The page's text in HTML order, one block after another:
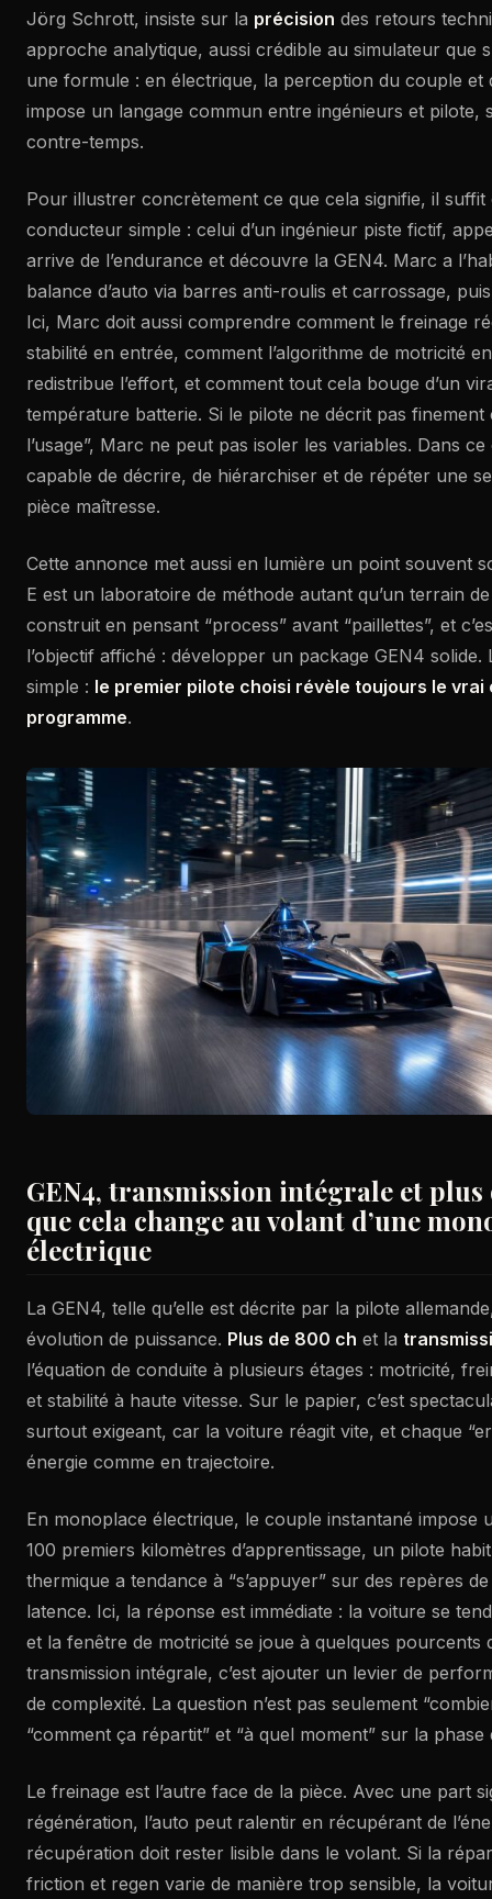
Jörg Schrott, insiste sur la précision des retours
approche analytique, aussi crédible au simulateur que
une formule : en électrique, la perception du couple et
impose un langage commun entre ingénieurs et pilote,
contre-temps.
Pour illustrer concrètement ce que cela signifie, il
conducteur simple : celui d’un ingénieur piste fictif,
arrive de l’endurance et découvre la GEN4. Marc a
balance d’auto via barres anti-roulis et carrossage,
Ici, Marc doit aussi comprendre comment le freinage
stabilité en entrée, comment l’algorithme de motricité
redistribue l’effort, et comment tout cela bouge d’un
température batterie. Si le pilote ne décrit pas finement
l’usage”, Marc ne peut pas isoler les variables. Dans
capable de décrire, de hiérarchiser et de répéter une
pièce maîtresse.
Cette annonce met aussi en lumière un point souvent
E est un laboratoire de méthode autant qu’un terrain
construit en pensant “process” avant “paillettes”, et
l’objectif affiché : développer un package GEN4 solide.
simple : le premier pilote choisi révèle toujours le vrai
programme.
GEN4, transmission intégrale et plus
que cela change au volant d’une
électrique
La GEN4, telle qu’elle est décrite par la pilote
évolution de puissance. Plus de 800 ch et la
l’équation de conduite à plusieurs étages : motricité,
et stabilité à haute vitesse. Sur le papier, c’est
surtout exigeant, car la voiture réagit vite, et chaque
énergie comme en trajectoire.
En monoplace électrique, le couple instantané impose
100 premiers kilomètres d’apprentissage, un pilote
thermique a tendance à “s’appuyer” sur des repères
latence. Ici, la réponse est immédiate : la voiture se
et la fenêtre de motricité se joue à quelques pourcents
transmission intégrale, c’est ajouter un levier de
de complexité. La question n’est pas seulement
“comment ça répartit” et “à quel moment” sur la phase
Le freinage est l’autre face de la pièce. Avec une part
régénération, l’auto peut ralentir en récupérant de
récupération doit rester lisible dans le volant. Si la
friction et regen varie de manière trop sensible, la